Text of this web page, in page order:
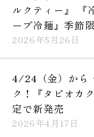
ルクティー』 『
ープ冷麺』季節
2026年5月26日
4/24（金）から
ク！『タピオカ
定で新発売
2026年4月17日